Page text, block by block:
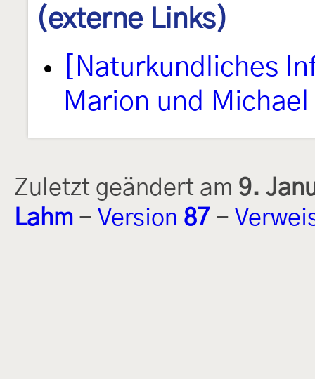
(externe Links)
[Naturkundliches
Marion und
Zuletzt geändert am 9.
Lahm - Version 87 -